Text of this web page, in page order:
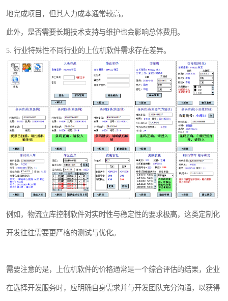
地完成项目，但其人力成本通常较高。
此外，是否需要长期技术支持与维护也会影响总体费用。
5. 行业特殊性不同行业的上位机软件需求存在差异。
例如，物流立库控制软件对实时性与稳定性的要求极高，这类定制化
开发往往需要更严格的测试与优化。
需要注意的是，上位机软件的价格通常是一个综合评估的结果，企业
在选择开发服务时，应明确自身需求并与开发团队充分沟通，以获得